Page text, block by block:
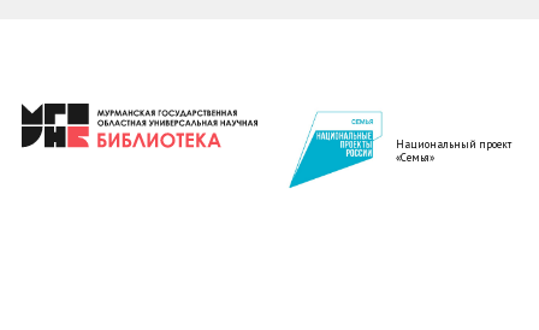
Национальный проект
«Семья»